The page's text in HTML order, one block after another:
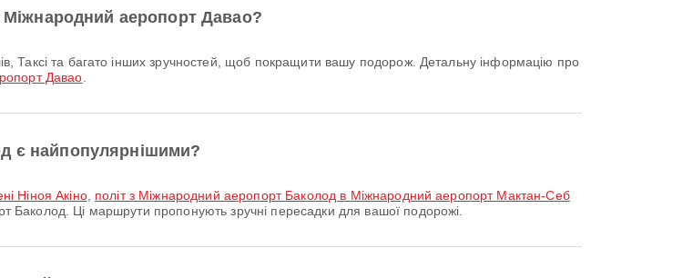
Міжнародний аеропорт Давао?
Давао
є найпопулярнішими?
Ніноя Акіно, політ з Міжнародний аеропорт Баколод в Міжнародний аеропорт Мактан-Себ
Ці маршрути пропонують зручні пересадки для вашої подорожі.